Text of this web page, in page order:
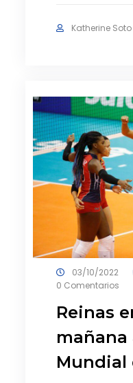
Katherine Soto
03/10/2022
0 Comentarios
Reinas
mañana
Mundial